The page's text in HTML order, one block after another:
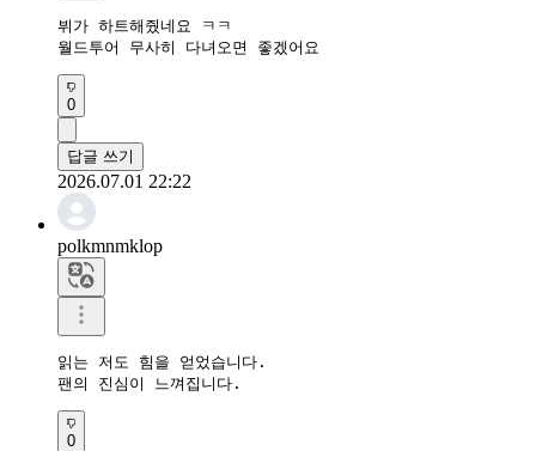
뷔가 하트해줬네요 ㅋㅋ
월드투어 무사히 다녀오면 좋겠어요
0
답글 쓰기
2026.07.01 22:22
polkmnmklop
읽는 저도 힘을 얻었습니다.
팬의 진심이 느껴집니다.
0